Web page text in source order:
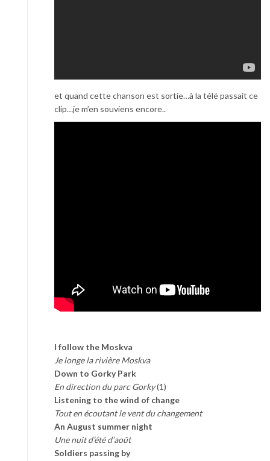
et quand cette chanson est sortie…à la télé passait ce
clip…je m’en souviens encore..
I follow the Moskva
Je longe la rivière Moskva
Down to Gorky Park
En direction du parc Gorky(1)
Listening to the wind of change
Tout en écoutant le vent du changement
An August summer night
Une nuit d’été d’août
Soldiers passing by